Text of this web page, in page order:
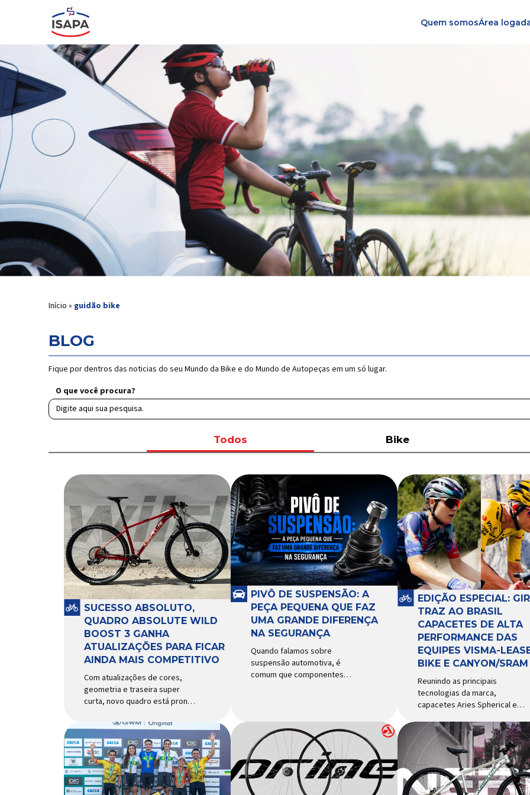
Quem somosÁrea
Início » guidão bike
BLOG
Fique por dentros das noticias do seu Mundo da Bike e do Mundo de Autopeças em um só lugar.
O que você procura?
Todos Bike
SUCESSO ABSOLUTO,
QUADRO ABSOLUTE WILD
BOOST 3 GANHA
ATUALIZAÇÕES PARA FICAR
AINDA MAIS COMPETITIVO
Com atualizações de cores,
geometria e traseira super
curta, novo quadro está pronto
modelos muito mais caros e
avançados Apresentado há
alguns anos, o quadro Wild
Boost se transformou em um
dos modelos aro 29” de maior
sucesso da Absolute. Indicado
PIVÔ DE SUSPENSÃO: A
PEÇA PEQUENA QUE FAZ
UMA GRANDE DIFERENÇA
NA SEGURANÇA
Quando falamos sobre
suspensão automotiva, é
comum que componentes
pequena que desempenha um
papel fundamental na
segurança e no
comportamento do veículo: o
pivô de suspensão.
Responsável por conectar
EDIÇÃO ESPECIAL:
TRAZ AO BRASIL
CAPACETES DE ALTA
PERFORMANCE DAS
EQUIPES VISMA-
BIKE E CANYON/SRAM
Reunindo as principais
tecnologias da marca,
capacetes Aries Spherical e
ao país com a pintura oficial
utilizada por equipes do World
Tour Patrocinadora de algumas
das principais equipes de
ciclismo do mundo, a Giro é
uma das marcas de capacetes